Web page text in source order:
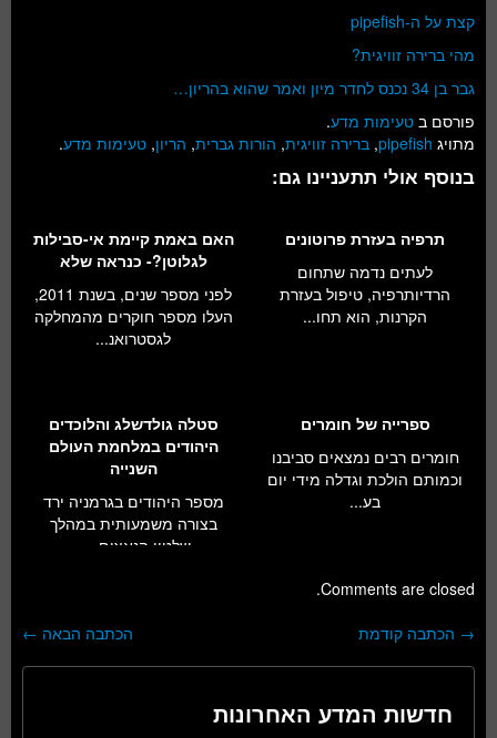
קצת על ה-pipefish
מהי ברירה זוויגית?
גבר בן 34 נכנס לחדר מיון ואמר שהוא בהריון…
פורסם ב טעימות מדע.
מתויג pipefish
, ברירה זוויגית, הורות גברית, הריון, טעימות מדע.
בנוסף אולי תתעניינו גם:
תרפיה בעזרת פרוטונים
לעתים נדמה שתחום
הרדיותרפיה, טיפול בעזרת
הקרנות, הוא תחו...
האם באמת קיימת אי-סבילות
לגלוטן?- כנראה שלא
לפני מספר שנים, בשנת 2011,
העלו מספר חוקרים מהמחלקה
לגסטרואנ...
ספרייה של חומרים
חומרים רבים נמצאים סביבנו
וכמותם הולכת וגדלה מידי יום
בע...
סטלה גולדשלג והלוכדים
היהודים במלחמת העולם
השנייה
מספר היהודים בגרמניה ירד
בצורה משמעותית במהלך
שלטון הנאצים- ...
Comments are closed.
ניווט בפוסטים הכתבה הבאה ← → הכתבה קודמת
חדשות המדע האחרונות